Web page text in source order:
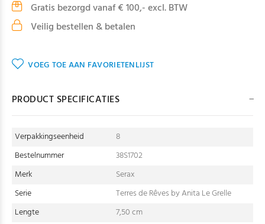
Gratis bezorgd vanaf € 100,- excl. BTW
Veilig bestellen & betalen
VOEG TOE AAN FAVORIETENLIJST
PRODUCT SPECIFICATIES
Verpakkingseenheid
8
Bestelnummer
38S1702
Merk
Serax
Serie
Terres de Rêves by Anita Le Grelle
Lengte
7,50 cm